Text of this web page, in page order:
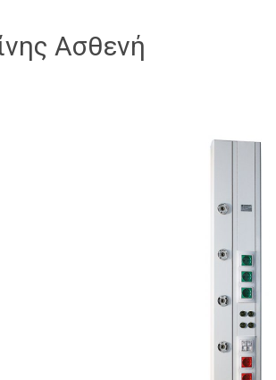
Ασθενή